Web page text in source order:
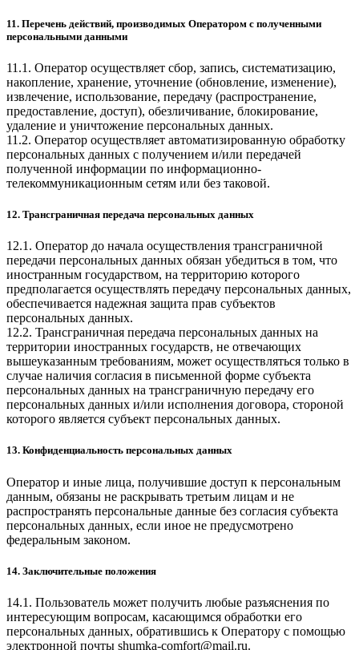
11. Перечень действий, производимых Оператором с полученными
персональными данными
11.1. Оператор осуществляет сбор, запись, систематизацию,
накопление, хранение, уточнение (обновление, изменение),
извлечение, использование, передачу (распространение,
предоставление, доступ), обезличивание, блокирование,
удаление и уничтожение персональных данных.
11.2. Оператор осуществляет автоматизированную обработку
персональных данных с получением и/или передачей
полученной информации по информационно-
телекоммуникационным сетям или без таковой.
12. Трансграничная передача персональных данных
12.1. Оператор до начала осуществления трансграничной
передачи персональных данных обязан убедиться в том, что
иностранным государством, на территорию которого
предполагается осуществлять передачу персональных данных,
обеспечивается надежная защита прав субъектов
персональных данных.
12.2. Трансграничная передача персональных данных на
территории иностранных государств, не отвечающих
вышеуказанным требованиям, может осуществляться только в
случае наличия согласия в письменной форме субъекта
персональных данных на трансграничную передачу его
персональных данных и/или исполнения договора, стороной
которого является субъект персональных данных.
13. Конфиденциальность персональных данных
Оператор и иные лица, получившие доступ к персональным
данным, обязаны не раскрывать третьим лицам и не
распространять персональные данные без согласия субъекта
персональных данных, если иное не предусмотрено
федеральным законом.
14. Заключительные положения
14.1. Пользователь может получить любые разъяснения по
интересующим вопросам, касающимся обработки его
персональных данных, обратившись к Оператору с помощью
электронной почты shumka-comfort@mail.ru.